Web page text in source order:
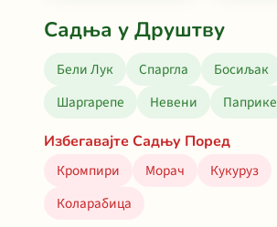
Садња у Друштву
Бели Лук Спаргла
Босиљак
Шаргарепе
Невени Паприке
Избегавајте Садњу Поред
Кромпири
Морач
Кукуруз
Коларабица